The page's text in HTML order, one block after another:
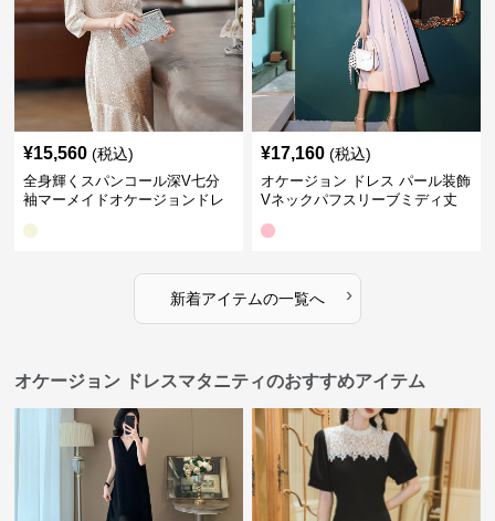
¥15,560 (税込)
全身輝くスパンコール深V七分
袖マーメイドオケージョンドレ
¥17,160 (税込)
オケージョン ドレス パール装飾
Vネックパフスリーブミディ丈
新着アイテムの一覧へ ›
オケージョン ドレスマタニティのおすすめアイテム